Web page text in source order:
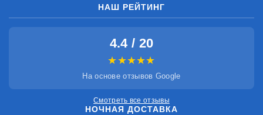
НАШ РЕЙТИНГ
4.4 / 20
★★★★★
На основе отзывов Google
Смотреть все отзывы
НОЧНАЯ ДОСТАВКА